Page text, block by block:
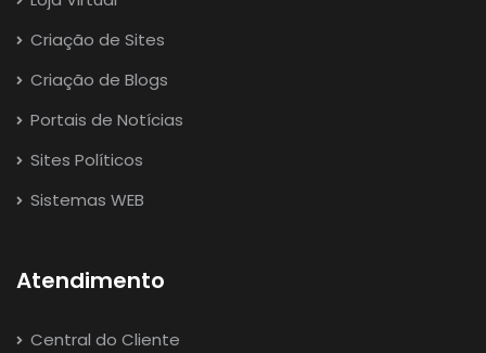
Criação de Sites
Criação de Blogs
Portais de Notícias
Sites Políticos
Sistemas WEB
Atendimento
Central do Cliente